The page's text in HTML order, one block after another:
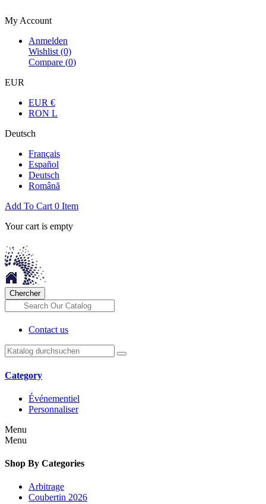
My Account
Anmelden
Wishlist (0)
Compare (0)
EUR
EUR €
RON L
Deutsch
Français
Español
Deutsch
Română
Add To Cart 0 Item
Your cart is empty
Chercher
Contact us
Category
Événementiel
Personnaliser
Menu
Menu
Shop By Categories
Arbitrage
Coubertin 2026